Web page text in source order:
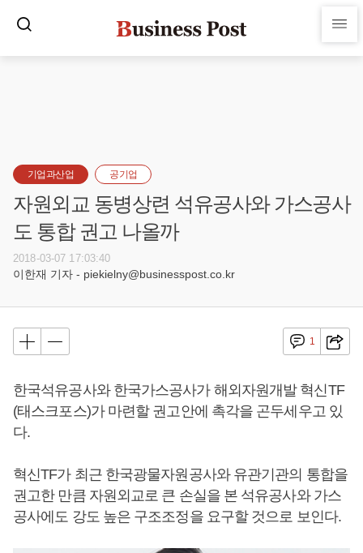
기업과산업 공기업
자원외교 동병상련 석유공사와 가스공사
도 통합 권고 나올까
2018-03-07 17:03:40
이한재 기자 - piekielny@businesspost.co.kr
1
한국석유공사와 한국가스공사가 해외자원개발 혁신TF
(태스크포스)가 마련할 권고안에 촉각을 곤두세우고 있
다.
혁신TF가 최근 한국광물자원공사와 유관기관의 통합을
권고한 만큼 자원외교로 큰 손실을 본 석유공사와 가스
공사에도 강도 높은 구조조정을 요구할 것으로 보인다.